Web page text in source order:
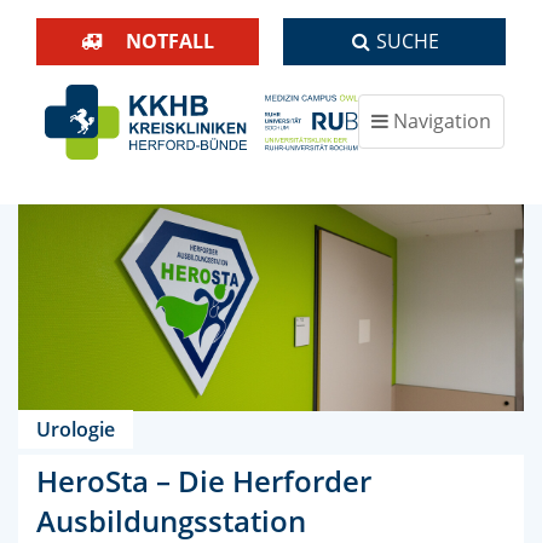
NOTFALL SUCHE
Navigation
ein-/ausblenden
Urologie
HeroSta – Die Herforder
Ausbildungsstation